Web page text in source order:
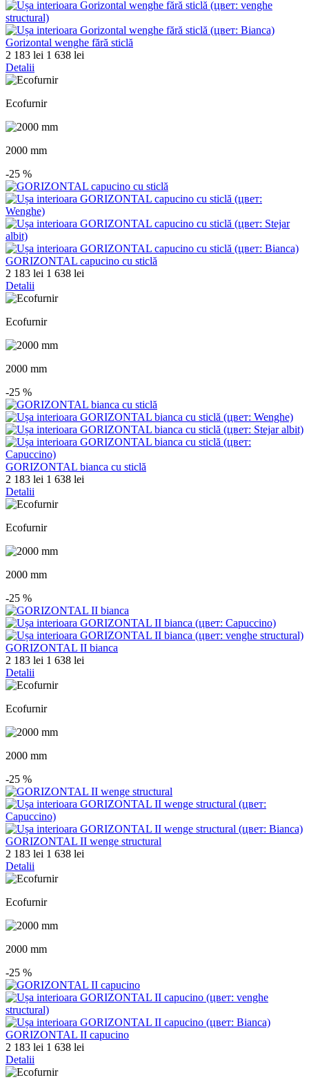
Gorizontal wenghe fără sticlă
2 183 lei 1 638 lei
Detalii
Ecofurnir
2000 mm
-25 %
GORIZONTAL capucino cu sticlă
2 183 lei 1 638 lei
Detalii
Ecofurnir
2000 mm
-25 %
GORIZONTAL bianca cu sticlă
2 183 lei 1 638 lei
Detalii
Ecofurnir
2000 mm
-25 %
GORIZONTAL II bianca
2 183 lei 1 638 lei
Detalii
Ecofurnir
2000 mm
-25 %
GORIZONTAL II wenge structural
2 183 lei 1 638 lei
Detalii
Ecofurnir
2000 mm
-25 %
GORIZONTAL II capucino
2 183 lei 1 638 lei
Detalii